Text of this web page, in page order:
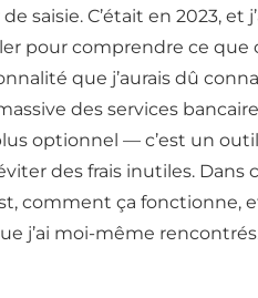
saisie. C’était en 2023, et
pour comprendre ce que
que j’aurais dû
des services
optionnel — c’est un
des frais inutiles. Dans
comment ça fonctionne,
j’ai moi-même